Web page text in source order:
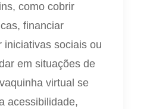
como cobrir
financiar
iniciativas sociais ou
em situações de
virtual se
acessibilidade,